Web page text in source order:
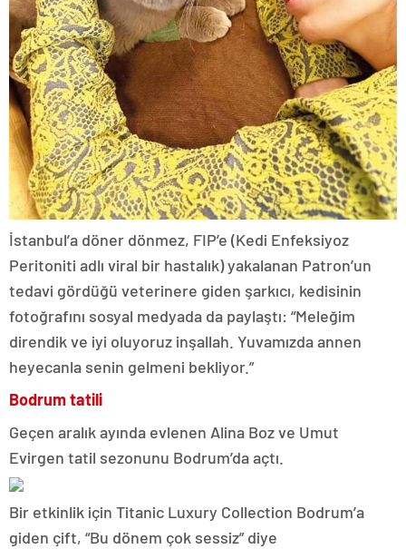
İstanbul’a döner dönmez, FIP’e (Kedi Enfeksiyoz
Peritoniti adlı viral bir hastalık) yakalanan Patron’un
tedavi gördüğü veterinere giden şarkıcı, kedisinin
fotoğrafını sosyal medyada da paylaştı: “Meleğim
direndik ve iyi oluyoruz inşallah. Yuvamızda annen
heyecanla senin gelmeni bekliyor.”
Bodrum tatili
Geçen aralık ayında evlenen Alina Boz ve Umut
Evirgen tatil sezonunu Bodrum’da açtı.
Bir etkinlik için Titanic Luxury Collection Bodrum’a
giden çift, “Bu dönem çok sessiz” diye